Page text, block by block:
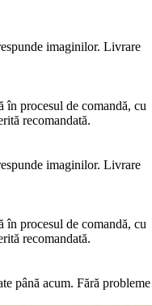
imaginilor. Livrare
în procesul de comandă, cu
recomandată.
imaginilor. Livrare
în procesul de comandă, cu
recomandată.
până acum. Fără probleme